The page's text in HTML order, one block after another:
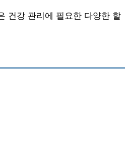
건강 관리에 필요한 다양한 할